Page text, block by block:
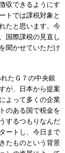
収できるようにす
トでは課税対象と
たと思います。今
国際課税の見直し
聞かせていただけ
たＧ７の中央銀
が、日本から提案
よって多くの企業
のある国で税金を
するつもりなんだ
ートし、今日まで
たものという背景